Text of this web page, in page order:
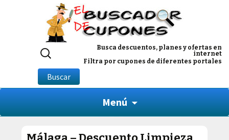
Busca descuentos, planes y ofertas en
internet
Filtra por cupones de diferentes portales
Buscar
por:
Buscar
Menú